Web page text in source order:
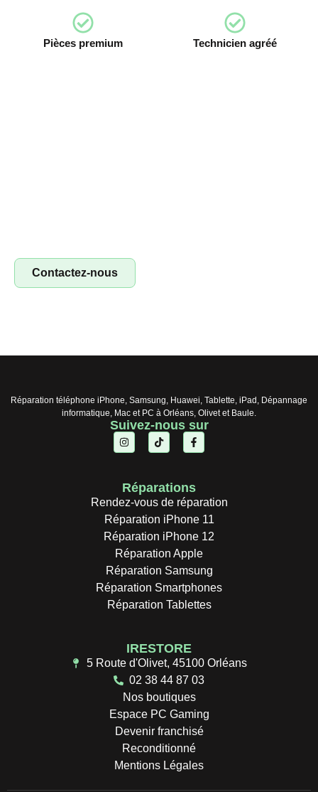
Pièces premium Technicien agréé
Contactez-nous
Réparation téléphone iPhone, Samsung, Huawei, Tablette, iPad, Dépannage
informatique, Mac et PC à Orléans, Olivet et Baule.
Suivez-nous sur
Réparations
Rendez-vous de réparation
Réparation iPhone 11
Réparation iPhone 12
Réparation Apple
Réparation Samsung
Réparation Smartphones
Réparation Tablettes
IRESTORE
5 Route d'Olivet, 45100 Orléans
02 38 44 87 03
Nos boutiques
Espace PC Gaming
Devenir franchisé
Reconditionné
Mentions Légales